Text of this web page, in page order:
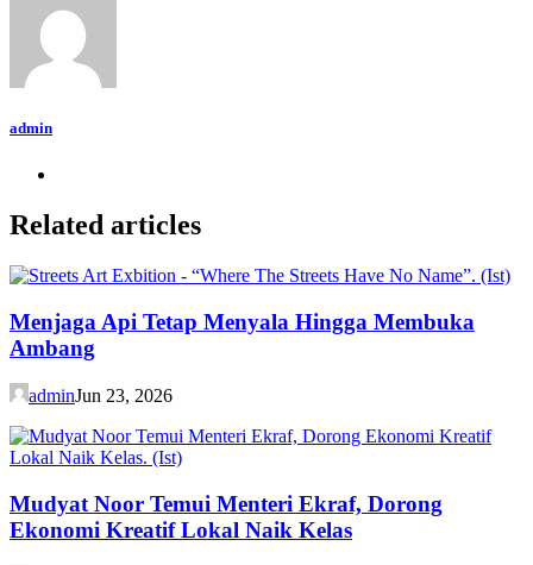
admin
Related articles
Menjaga Api Tetap Menyala Hingga Membuka
Ambang
adminJun 23, 2026
Mudyat Noor Temui Menteri Ekraf, Dorong
Ekonomi Kreatif Lokal Naik Kelas